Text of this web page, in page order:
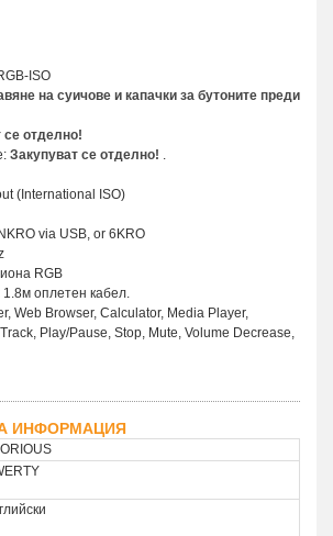
ISO
на суичове и капачки за бутоните преди
се отделно!
Закупуват се отделно!
(International ISO)
via USB, or 6KRO
RGB
оплетен кабел.
Web Browser, Calculator, Media Player,
Play/Pause, Stop, Mute, Volume Decrease,
ИНФОРМАЦИЯ